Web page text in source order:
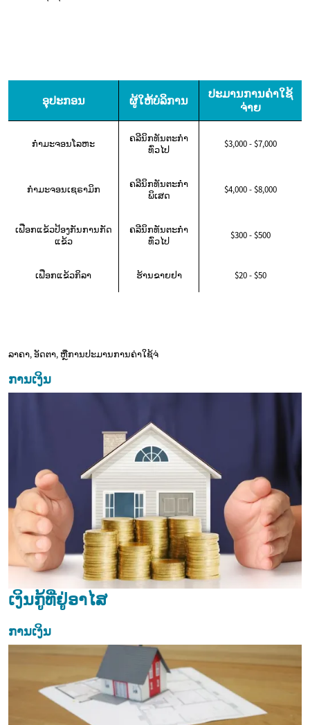
ອຸປະກອນ ຜູ້ໃຫ້ບໍລິການ
ປະມານການຄ່າໃຊ້
ຈ່າຍ
ກໍາມະຈອນໂລຫະ
ຄລີນິກທັນຕະກໍາ
ທົ່ວໄປ
$3,000 - $7,000
ກໍາມະຈອນເຊຣາມິກ
ຄລີນິກທັນຕະກໍາ
ພິເສດ
$4,000 - $8,000
ເຟືອກແຂ້ວປ້ອງກັນການກັດ
ແຂ້ວ
ຄລີນິກທັນຕະກໍາ
ທົ່ວໄປ
$300 - $500
ເຟືອກແຂ້ວກິລາ ຮ້ານຂາຍຢາ $20 - $50
ລາຄາ, ອັດຕາ, ຫຼືການປະມານການຄ່າໃຊ້ຈ່
ການເງິນ
ເງິນກູ້ທີ່ຢູ່ອາໄສ
ການເງິນ